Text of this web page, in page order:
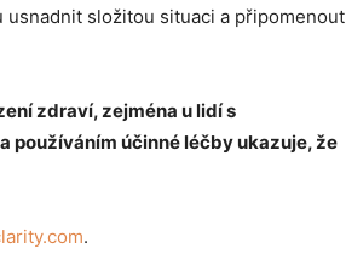
usnadnit složitou situaci a připomenout
zdraví, zejména u lidí s
používáním účinné léčby ukazuje, že
.